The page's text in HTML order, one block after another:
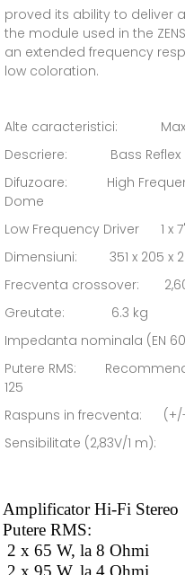
proved its ability to deliver
the module used in the
an extended frequency
low coloration.
Alte caracteristici:
Descriere: Bass Reflex
Difuzoare: High
Dome
Low Frequency Driver 1 x
Dimensiuni: 351 x 205 x
Frecventa crossover:
Greutate: 6.3 kg
Impedanta nominala
Putere RMS:
125
Raspuns in frecventa:
Sensibilitate (2,83V/1
Amplificator Hi-Fi Stereo
Putere RMS:
2 x 65 W, la 8 Ohmi
2 x 95 W, la 4 Ohmi